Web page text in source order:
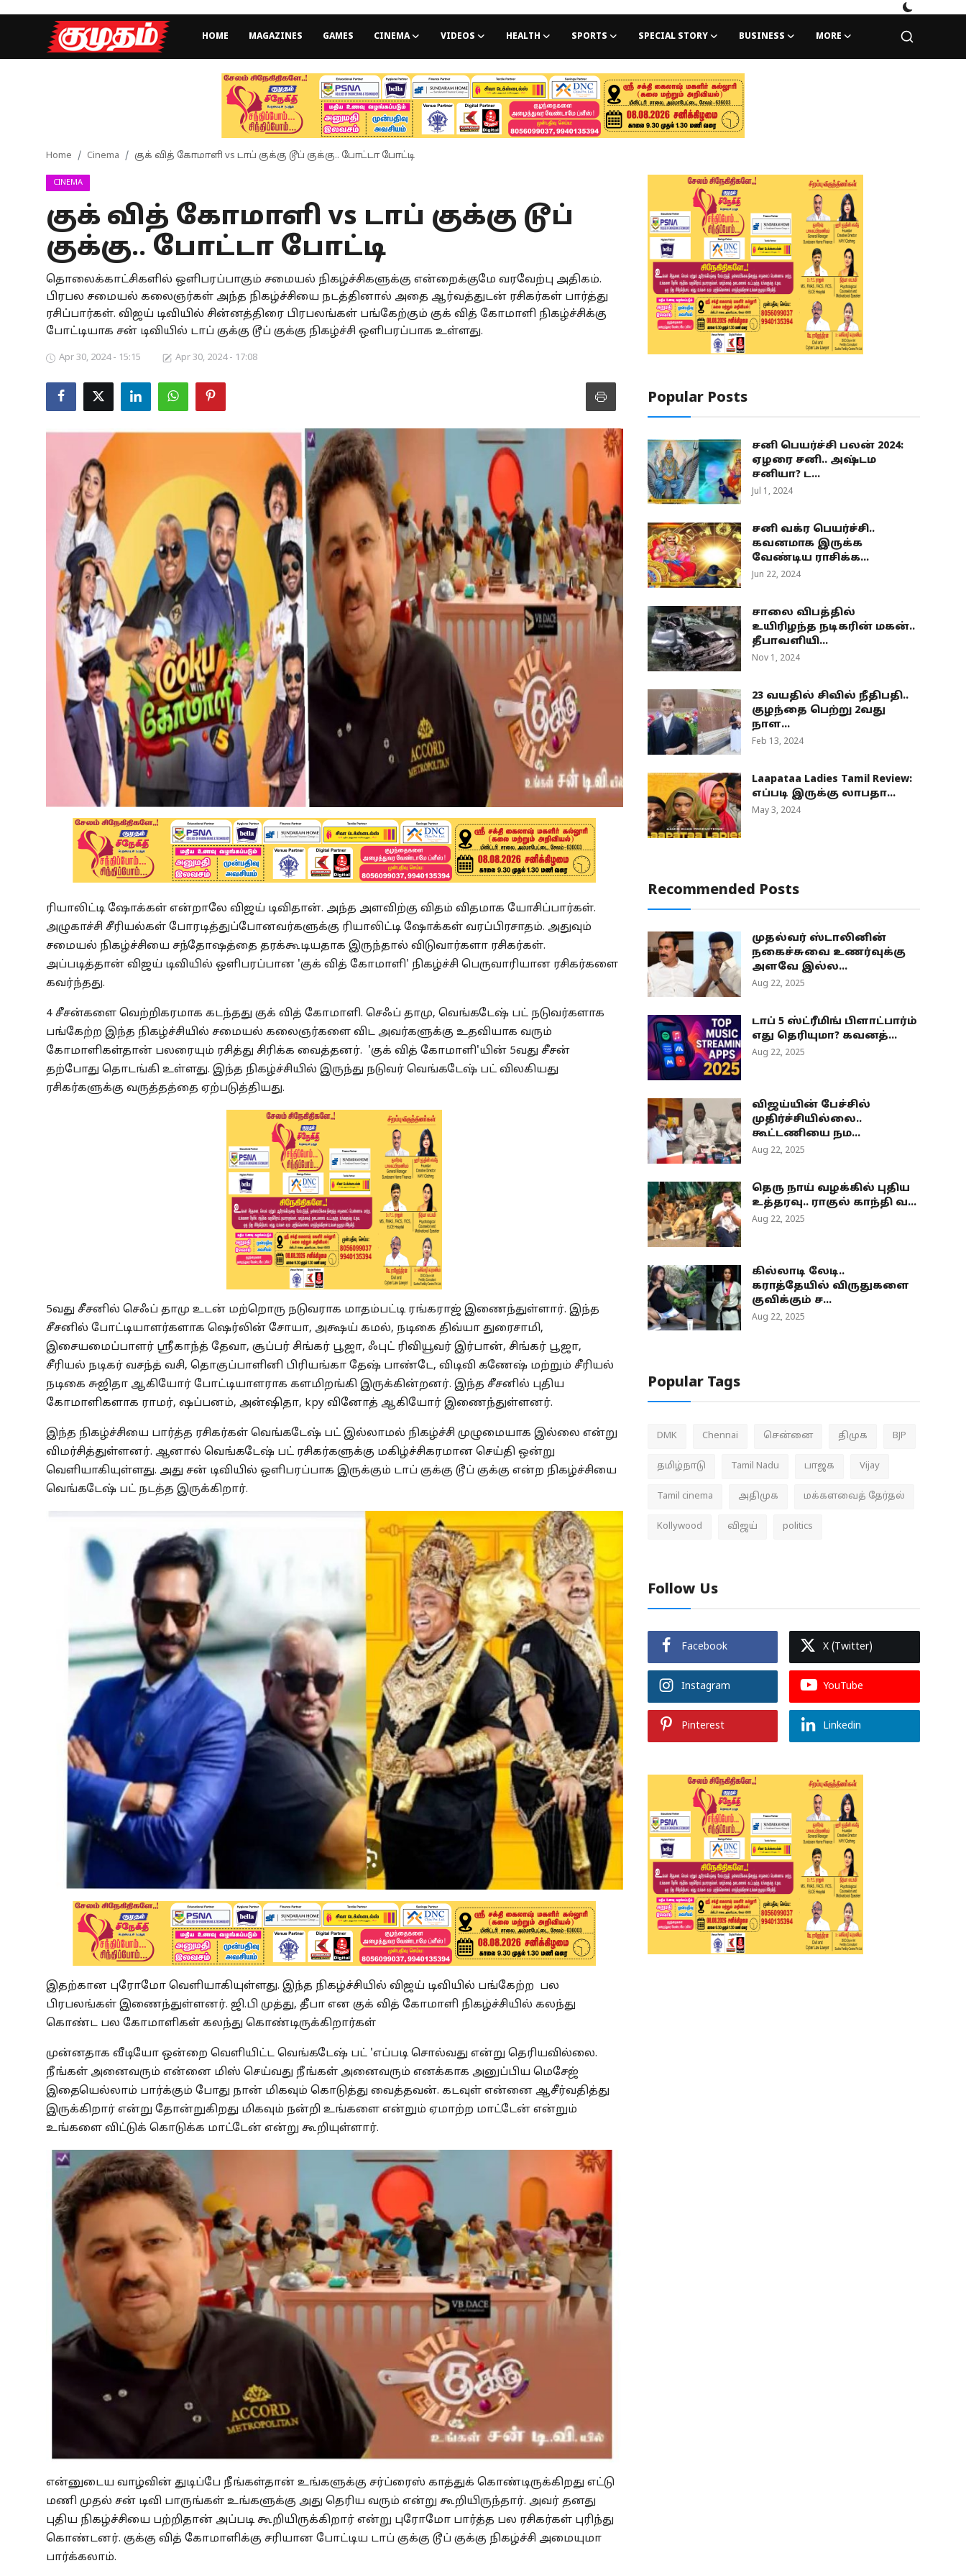
HOME MAGAZINES GAMES CINEMA VIDEOS HEALTH SPORTS SPECIAL STORY BUSINESS MORE
Games
Special Story
Tamilnadu
Spirituality
Weather
Home Cinema குக் வித் கோமாளி vs டாப் குக்கு டூப் குக்கு.. போட்டா போட்டி
CINEMA
குக் வித் கோமாளி vs டாப் குக்கு டூப்
குக்கு.. போட்டா போட்டி
தொலைக்காட்சிகளில் ஒளிபரப்பாகும் சமையல் நிகழ்ச்சிகளுக்கு என்றைக்குமே வரவேற்பு அதிகம்.
பிரபல சமையல் கலைஞர்கள் அந்த நிகழ்ச்சியை நடத்தினால் அதை ஆர்வத்துடன் ரசிகர்கள் பார்த்து
ரசிப்பார்கள். விஜய் டிவியில் சின்னத்திரை பிரபலங்கள் பங்கேற்கும் குக் வித் கோமாளி நிகழ்ச்சிக்கு
போட்டியாக சன் டிவியில் டாப் குக்கு டூப் குக்கு நிகழ்ச்சி ஒளிபரப்பாக உள்ளது.
Apr 30, 2024 - 15:15 Apr 30, 2024 - 17:08
ரியாலிட்டி ஷோக்கள் என்றாலே விஜய் டிவிதான். அந்த அளவிற்கு விதம் விதமாக யோசிப்பார்கள்.
அழுகாச்சி சீரியல்கள் போரடித்துப்போனவர்களுக்கு ரியாலிட்டி ஷோக்கள் வரப்பிரசாதம். அதுவும்
சமையல் நிகழ்ச்சியை சந்தோஷத்தை தரக்கூடியதாக இருந்தால் விடுவார்களா ரசிகர்கள்.
அப்படித்தான் விஜய் டிவியில் ஒளிபரப்பான 'குக் வித் கோமாளி' நிகழ்ச்சி பெருவாரியான ரசிகர்களை
கவர்ந்தது.
4 சீசன்களை வெற்றிகரமாக கடந்தது குக் வித் கோமாளி. செஃப் தாமு, வெங்கடேஷ் பட் நடுவர்களாக
பங்கேற்ற இந்த நிகழ்ச்சியில் சமையல் கலைஞர்களை விட அவர்களுக்கு உதவியாக வரும்
கோமாளிகள்தான் பலரையும் ரசித்து சிரிக்க வைத்தனர். 'குக் வித் கோமாளி'யின் 5வது சீசன்
தற்போது தொடங்கி உள்ளது. இந்த நிகழ்ச்சியில் இருந்து நடுவர் வெங்கடேஷ் பட் விலகியது
ரசிகர்களுக்கு வருத்தத்தை ஏற்படுத்தியது.
5வது சீசனில் செஃப் தாமு உடன் மற்றொரு நடுவராக மாதம்பட்டி ரங்கராஜ் இணைந்துள்ளார். இந்த
சீசனில் போட்டியாளர்களாக ஷெர்லின் சோயா, அக்ஷய் கமல், நடிகை திவ்யா துரைசாமி,
இசையமைப்பாளர் ஸ்ரீகாந்த் தேவா, சூப்பர் சிங்கர் பூஜா, ஃபுட் ரிவியூவர் இர்பான், சிங்கர் பூஜா,
சீரியல் நடிகர் வசந்த் வசி, தொகுப்பாளினி பிரியங்கா தேஷ் பாண்டே, விடிவி கணேஷ் மற்றும் சீரியல்
நடிகை சுஜிதா ஆகியோர் போட்டியாளராக களமிறங்கி இருக்கின்றனர். இந்த சீசனில் புதிய
கோமாளிகளாக ராமர், ஷப்பனம், அன்ஷிதா, kpy வினோத் ஆகியோர் இணைந்துள்ளனர்.
இந்த நிகழ்ச்சியை பார்த்த ரசிகர்கள் வெங்கடேஷ் பட் இல்லாமல் நிகழ்ச்சி முழுமையாக இல்லை என்று
விமர்சித்துள்ளனர். ஆனால் வெங்கடேஷ் பட் ரசிகர்களுக்கு மகிழ்ச்சிகரமான செய்தி ஒன்று
வெளியாகியுள்ளது. அது சன் டிவியில் ஒளிபரப்பாக இருக்கும் டாப் குக்கு டூப் குக்கு என்ற நிகழ்ச்சியை
வெங்கடேஷ் பட் நடத்த இருக்கிறார்.
இதற்கான புரோமோ வெளியாகியுள்ளது. இந்த நிகழ்ச்சியில் விஜய் டிவியில் பங்கேற்ற பல
பிரபலங்கள் இணைந்துள்ளனர். ஜி.பி முத்து, தீபா என குக் வித் கோமாளி நிகழ்ச்சியில் கலந்து
கொண்ட பல கோமாளிகள் கலந்து கொண்டிருக்கிறார்கள்
முன்னதாக வீடியோ ஒன்றை வெளியிட்ட வெங்கடேஷ் பட் 'எப்படி சொல்வது என்று தெரியவில்லை.
நீங்கள் அனைவரும் என்னை மிஸ் செய்வது நீங்கள் அனைவரும் எனக்காக அனுப்பிய மெசேஜ்
இதையெல்லாம் பார்க்கும் போது நான் மிகவும் கொடுத்து வைத்தவன். கடவுள் என்னை ஆசீர்வதித்து
இருக்கிறார் என்று தோன்றுகிறது மிகவும் நன்றி உங்களை என்றும் ஏமாற்ற மாட்டேன் என்றும்
உங்களை விட்டுக் கொடுக்க மாட்டேன் என்று கூறியுள்ளார்.
என்னுடைய வாழ்வின் துடிப்பே நீங்கள்தான் உங்களுக்கு சர்ப்ரைஸ் காத்துக் கொண்டிருக்கிறது எட்டு
மணி முதல் சன் டிவி பாருங்கள் உங்களுக்கு அது தெரிய வரும் என்று கூறியிருந்தார். அவர் தனது
புதிய நிகழ்ச்சியை பற்றிதான் அப்படி கூறியிருக்கிறார் என்று புரோமோ பார்த்த பல ரசிகர்கள் புரிந்து
கொண்டனர். குக்கு வித் கோமாளிக்கு சரியான போட்டிய டாப் குக்கு டூப் குக்கு நிகழ்ச்சி அமையுமா
பார்க்கலாம்.
Popular Posts
சனி பெயர்ச்சி பலன் 2024:
ஏழரை சனி.. அஷ்டம
சனியா? ட...
Jul 1, 2024
சனி வக்ர பெயர்ச்சி..
கவனமாக இருக்க
வேண்டிய ராசிக்க...
Jun 22, 2024
சாலை விபத்தில்
உயிரிழந்த நடிகரின் மகன்..
தீபாவளியி...
Nov 1, 2024
23 வயதில் சிவில் நீதிபதி..
குழந்தை பெற்று 2வது
நாள...
Feb 13, 2024
Laapataa Ladies Tamil Review:
எப்படி இருக்கு லாபதா...
May 3, 2024
Recommended Posts
முதல்வர் ஸ்டாலினின்
நகைச்சுவை உணர்வுக்கு
அளவே இல்ல...
Aug 22, 2025
டாப் 5 ஸ்ட்ரீமிங் பிளாட்பார்ம்
எது தெரியுமா? கவனத்...
Aug 22, 2025
விஜய்யின் பேச்சில்
முதிர்ச்சியில்லை..
கூட்டணியை நம...
Aug 22, 2025
தெரு நாய் வழக்கில் புதிய
உத்தரவு.. ராகுல் காந்தி வ...
Aug 22, 2025
கில்லாடி லேடி..
கராத்தேயில் விருதுகளை
குவிக்கும் ச...
Aug 22, 2025
Popular Tags
DMK Chennai சென்னை திமுக BJP
தமிழ்நாடு Tamil Nadu பாஜக Vijay
Tamil cinema அதிமுக மக்களவைத் தேர்தல்
Kollywood விஜய் politics
Follow Us
Facebook X (Twitter)
Instagram YouTube
Pinterest Linkedin